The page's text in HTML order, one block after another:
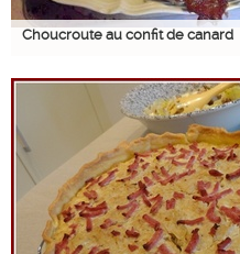
Choucroute au confit de canard